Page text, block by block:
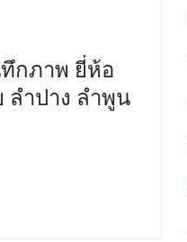
กภาพ ยี่ห้อ
ลำปาง ลำพูน